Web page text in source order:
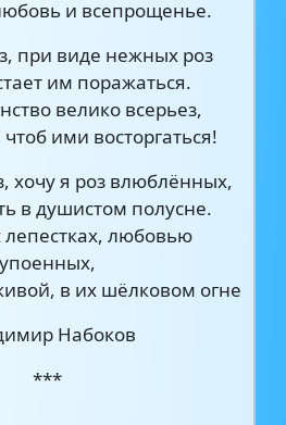
и всепрощенье.
при виде нежных роз
им поражаться.
велико всерьез,
ими восторгаться!
хочу я роз влюблённых,
в душистом полусне.
лепестках, любовью
упоенных,
в их шёлковом огне
Набоков
***